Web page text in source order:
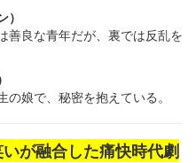
善良な青年だが、裏では反乱を
娘で、秘密を抱えている。
が融合した痛快時代劇